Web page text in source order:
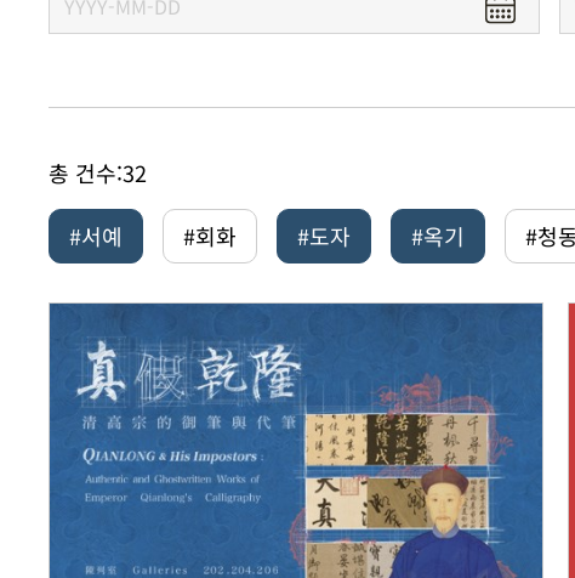
총 건수:32
#서예
#회화 #도자 #옥기 #청